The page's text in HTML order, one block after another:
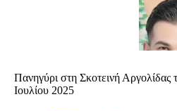
Πανηγύρι στη Σκοτεινή Αργολίδας
Ιουλίου 2025